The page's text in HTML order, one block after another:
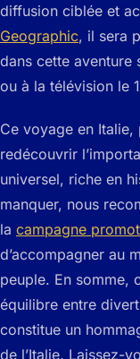
diffusion ciblée et
Geographic, il sera
dans cette aventure
ou à la télévision le
Ce voyage en Italie,
redécouvrir
universel, riche en
manquer, nous
la campagne
d’accompagner au
peuple. En somme,
équilibre entre
constitue un
de l’Italie. Laissez-